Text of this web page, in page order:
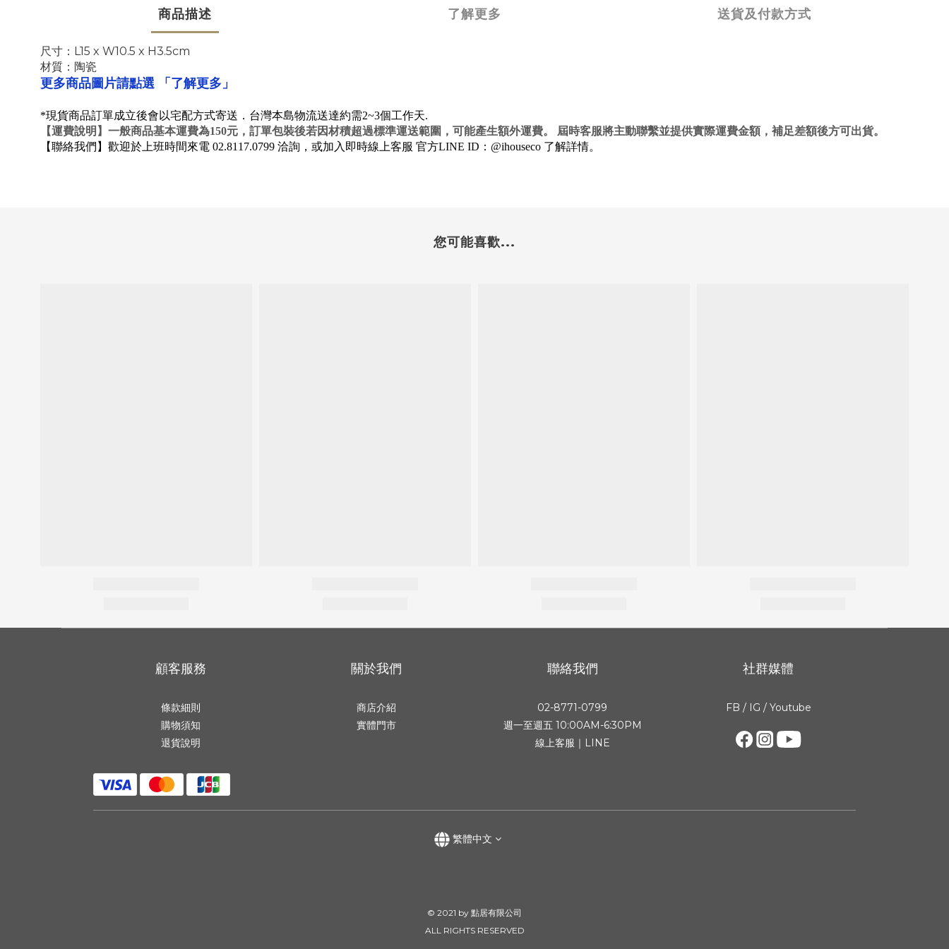
商品描述 了解更多 送貨及付款方式
尺寸：L15 x W10.5 x H3.5cm
材質：陶瓷
更多商品圖片請點選 「了解更多」
*現貨商品訂單成立後會以宅配方式寄送．台灣本島物流送達約需2~3個工作天.
【運費說明 】一般商品基本運費為150元，訂單包裝後若因材積超過標準運送範圍，可能產生額外運費。 屆時客服將主動聯繫並提供實際運費金額，補足差額後方可出貨。
【聯絡我們】歡迎於上班時間來電 02.8117.0799 洽詢，或加入即時線上客服 官方LINE ID：@ihouseco 了解詳情。
您可能喜歡...
顧客服務
條款細則
購物須知
退貨說明
關於我們
商店介紹
實體門市
聯絡我們
02-8771-0799
週一至週五 10:00AM-6:30PM
線上客服｜LINE
社群媒體
FB /IG / Youtube
繁體中文
© 2021 by 點居有限公司
ALL RIGHTS RESERVED